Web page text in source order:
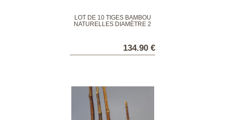
LOT DE 10 TIGES BAMBOU
NATURELLES DIAMÈTRE 2
134.90 €